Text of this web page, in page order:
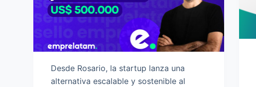
Desde Rosario, la startup lanza una
alternativa escalable y sostenible al